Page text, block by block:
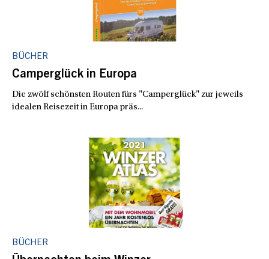
BÜCHER
Camperglück in Europa
Die zwölf schönsten Routen fürs "Camperglück" zur jeweils
idealen Reisezeit in Europa präs...
BÜCHER